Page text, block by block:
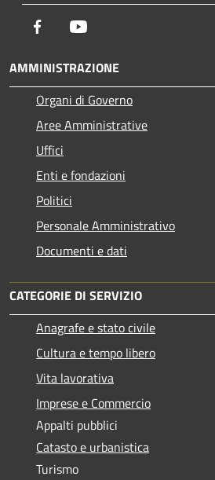
Facebook
AMMINISTRAZIONE
Organi di Governo
Aree Amministrative
Uffici
Enti e fondazioni
Politici
Personale Amministrativo
Documenti e dati
CATEGORIE DI SERVIZIO
Anagrafe e stato civile
Cultura e tempo libero
Vita lavorativa
Imprese e Commercio
Appalti pubblici
Catasto e urbanistica
Turismo